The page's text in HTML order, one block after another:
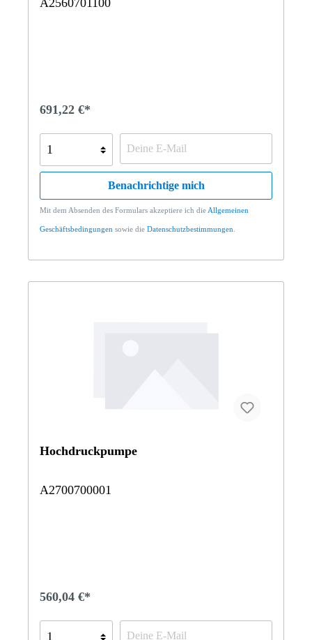
691,22 €*
Benachrichtige mich
Mit dem Absenden des Formulars akzeptiere ich die Allgemeinen
Geschäftsbedingungen sowie die Datenschutzbestimmungen
Hochdruckpumpe
A2700700001
560,04 €*